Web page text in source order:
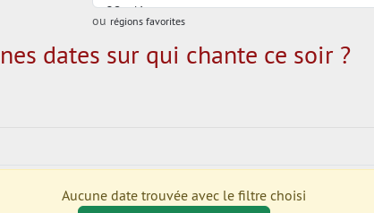
ou régions favorites
dates sur qui chante ce soir ?
Aucune date trouvée avec le filtre choisi